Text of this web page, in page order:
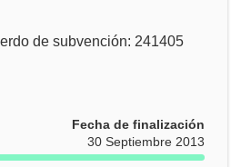
de subvención: 241405
Fecha de finalización
30 Septiembre 2013